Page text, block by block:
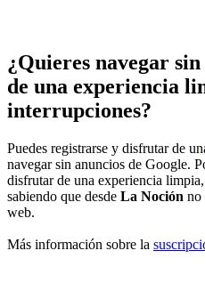
¿Quieres navegar
de una experiencia
interrupciones?
Puedes registrarse y disfrutar de
navegar sin anuncios de Google.
disfrutar de una experiencia
sabiendo que desde La Noción no
web.
Más información sobre la